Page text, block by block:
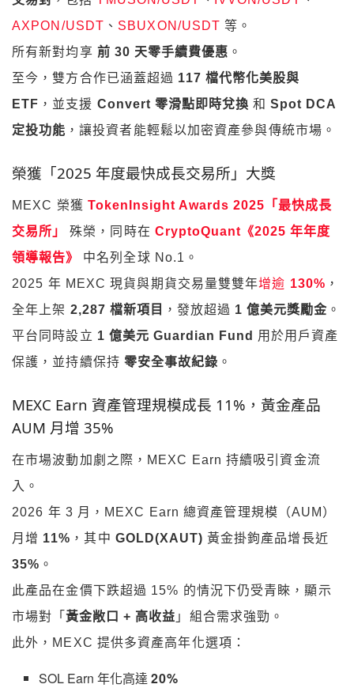
AXPON/USDT 、 SBUXON/USDT 等。
所有新對均享 前 30 天零手續費優惠 。
至今，雙方合作已涵蓋超過 117 檔代幣化美股與
ETF ，並支援 Convert 零滑點即時兌換 和 Spot DCA
定投功能 ，讓投資者能輕鬆以加密資產參與傳統市場。
榮獲「2025 年度最快成長交易所」大獎
MEXC 榮獲 TokenInsight Awards 2025「最快成長
交易所」
殊榮，同時在 CryptoQuant《2025 年年度
領導報告》
中名列全球 No.1。
2025 年 MEXC 現貨與期貨交易量雙雙年增逾 130% ，
全年上架 2,287 檔新項目 ，發放超過 1 億美元獎勵金 。
平台同時設立 1 億美元 Guardian Fund 用於用戶資產
保護，並持續保持 零安全事故紀錄 。
MEXC Earn 資產管理規模成長 11%，黃金產品
AUM 月增 35%
在市場波動加劇之際，MEXC Earn 持續吸引資金流
入。
2026 年 3 月，MEXC Earn 總資產管理規模（AUM）
月增 11% ，其中 GOLD(XAUT) 黃金掛鉤產品增長近
35% 。
此產品在金價下跌超過 15% 的情況下仍受青睞，顯示
市場對「黃金敞口 + 高收益 」組合需求強勁。
此外，MEXC 提供多資產高年化選項：
SOL Earn 年化高達20%